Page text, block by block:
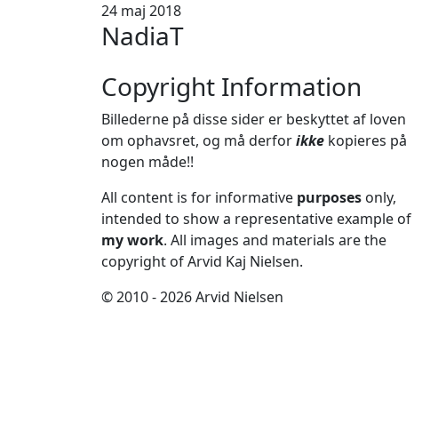
24 maj 2018
NadiaT
Copyright Information
Billederne på disse sider er beskyttet af loven
om ophavsret, og må derforikke kopieres på
nogen måde!!
All content is for informative purposes only,
intended to show a representative example of
my work. All images and materials are the
copyright of Arvid Kaj Nielsen.
© 2010 - 2026 Arvid Nielsen